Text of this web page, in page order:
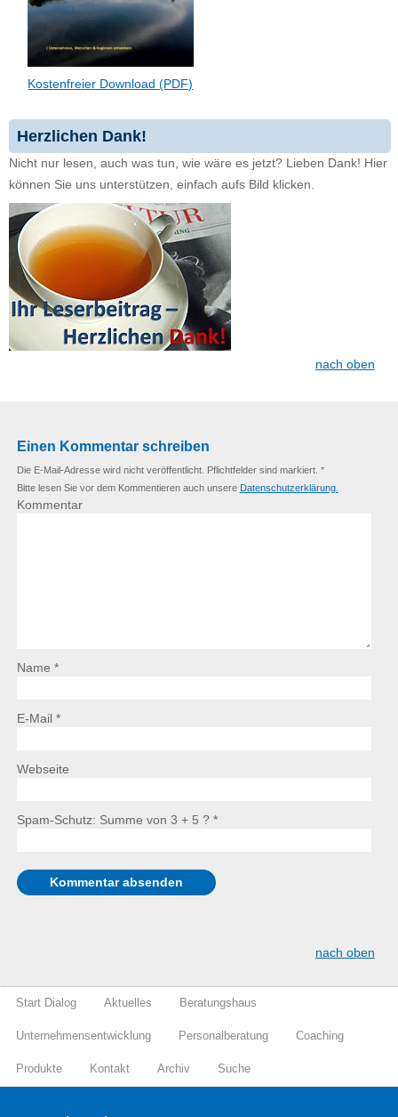
Kostenfreier Download (PDF)
Herzlichen Dank!
Nicht nur lesen, auch was tun, wie wäre es jetzt? Lieben Dank! Hier
können Sie uns unterstützen, einfach aufs Bild klicken.
nach oben
Einen Kommentar schreiben
Die E-Mail-Adresse wird nicht veröffentlicht. Pflichtfelder sind markiert. *
Bitte lesen Sie vor dem Kommentieren auch unsere Datenschutzerklärung.
Kommentar
Name *
E-Mail *
Webseite
Spam-Schutz: Summe von 3 + 5 ? *
nach oben
Start Dialog Aktuelles Beratungshaus
Unternehmensentwicklung Personalberatung Coaching
Produkte Kontakt Archiv Suche